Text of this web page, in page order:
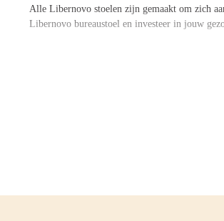
Alle Libernovo stoelen zijn gemaakt om zich
Libernovo bureaustoel en investeer in jouw
Libernovo bureaustoel